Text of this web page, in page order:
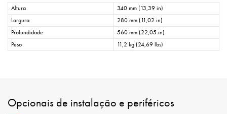
Altura
340 mm (13,39 in)
Largura
280 mm (11,02 in)
Profundidade
560 mm (22,05 in)
Peso
11,2 kg (24,69 lbs)
Opcionais de instalação e periféricos